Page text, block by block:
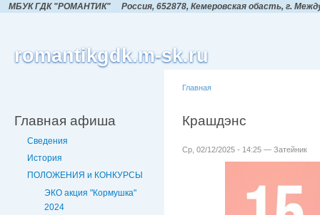
МБУК ГДК "РОМАНТИК" Россия, 652878, Кемеровская обасть, г.
romantikgdk.m-sk.ru
Главная афиша
Сведения
История
ПОЛОЖЕНИЯ и КОНКУРСЫ
ЭКО акция "Кормушка"
2024
Главная
Крашдэнс
Ср, 02/12/2025 - 14:25 — Затейник